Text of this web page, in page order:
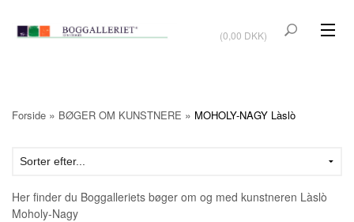
(0,00 DKK)
BØGER OM KUNSTNERE
TILBUD
Forside » BØGER OM KUNSTNERE » MOHOLY-NAGY Làslò
Her finder du Boggalleriets bøger om og med kunstneren Làslò
Moholy-Nagy